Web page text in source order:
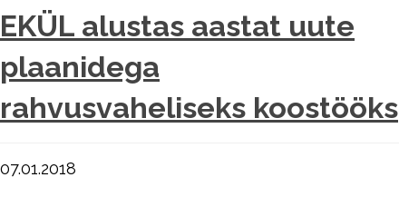
EKÜL alustas aastat uute
plaanidega
rahvusvaheliseks koostööks
07.01.2018